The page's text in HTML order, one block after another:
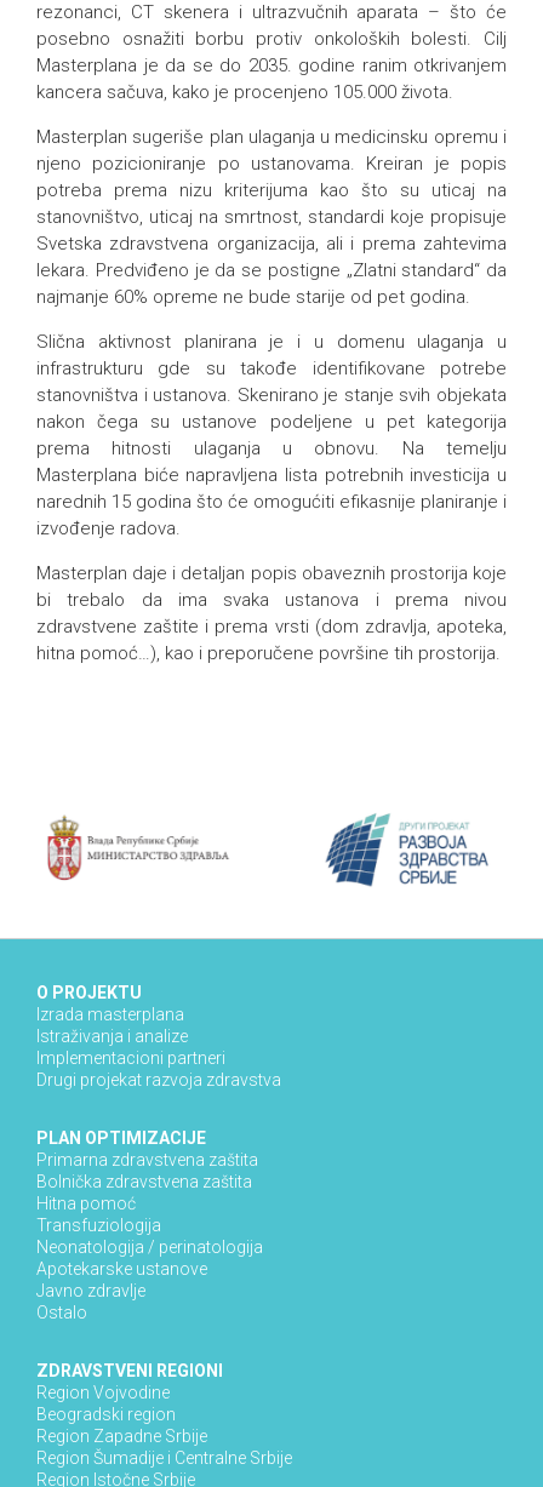
rezonanci, CT skenera i ultrazvučnih aparata – što će
posebno osnažiti borbu protiv onkoloških bolesti. Cilj
Masterplana je da se do 2035. godine ranim otkrivanjem
kancera sačuva, kako je procenjeno 105.000 života.
Masterplan sugeriše plan ulaganja u medicinsku opremu i
njeno pozicioniranje po ustanovama. Kreiran je popis
potreba prema nizu kriterijuma kao što su uticaj na
stanovništvo, uticaj na smrtnost, standardi koje propisuje
Svetska zdravstvena organizacija, ali i prema zahtevima
lekara. Predviđeno je da se postigne „Zlatni standard“ da
najmanje 60% opreme ne bude starije od pet godina.
Slična aktivnost planirana je i u domenu ulaganja u
infrastrukturu gde su takođe identifikovane potrebe
stanovništva i ustanova. Skenirano je stanje svih objekata
nakon čega su ustanove podeljene u pet kategorija
prema hitnosti ulaganja u obnovu. Na temelju
Masterplana biće napravljena lista potrebnih investicija u
narednih 15 godina što će omogućiti efikasnije planiranje i
izvođenje radova.
Masterplan daje i detaljan popis obaveznih prostorija koje
bi trebalo da ima svaka ustanova i prema nivou
zdravstvene zaštite i prema vrsti (dom zdravlja, apoteka,
hitna pomoć…), kao i preporučene površine tih prostorija.
O PROJEKTU
Izrada masterplana
Istraživanja i analize
Implementacioni partneri
Drugi projekat razvoja zdravstva
PLAN OPTIMIZACIJE
Primarna zdravstvena zaštita
Bolnička zdravstvena zaštita
Hitna pomoć
Transfuziologija
Neonatologija / perinatologija
Apotekarske ustanove
Javno zdravlje
Ostalo
ZDRAVSTVENI REGIONI
Region Vojvodine
Beogradski region
Region Zapadne Srbije
Region Šumadije i Centralne Srbije
Region Istočne Srbije